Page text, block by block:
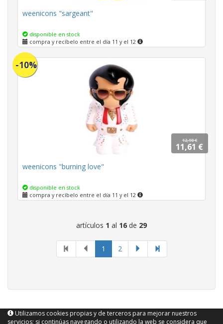
weenicons "sargeant"
disponible en stock
compra y recíbelo entre el día 11 y el 12
-10%
12,90 €
11,61 €
weenicons "burning love"
disponible en stock
compra y recíbelo entre el día 11 y el 12
artículos 1 al 16 de 29
1 página
actual
2
Utilizamos cookies propias y de terceros para mejorar nuestros
servicios; si continúas navegando o utilizando la web se considera que